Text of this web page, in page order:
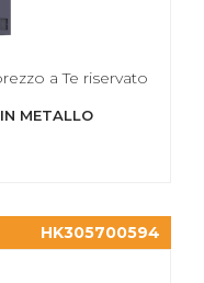
a Te riservato
METALLO
HK305700594